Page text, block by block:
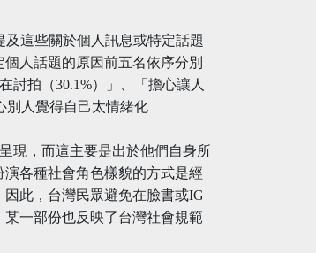
這些關於個人訊息或特定話題
人話題的原因前五名依序分別
討拍（30.1%）」、「擔心讓人
別人覺得自己太情緒化
現，而這主要是出於他們自身所
各種社會角色樣貌的方式是經
此，台灣民眾避免在臉書或IG
某一部份也反映了台灣社會規範